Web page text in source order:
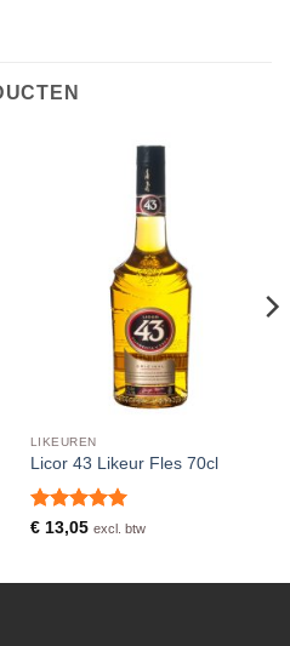
LIKEUREN
Licor 43 Likeur Fles 70cl
Waardering
€13,05 excl. btw